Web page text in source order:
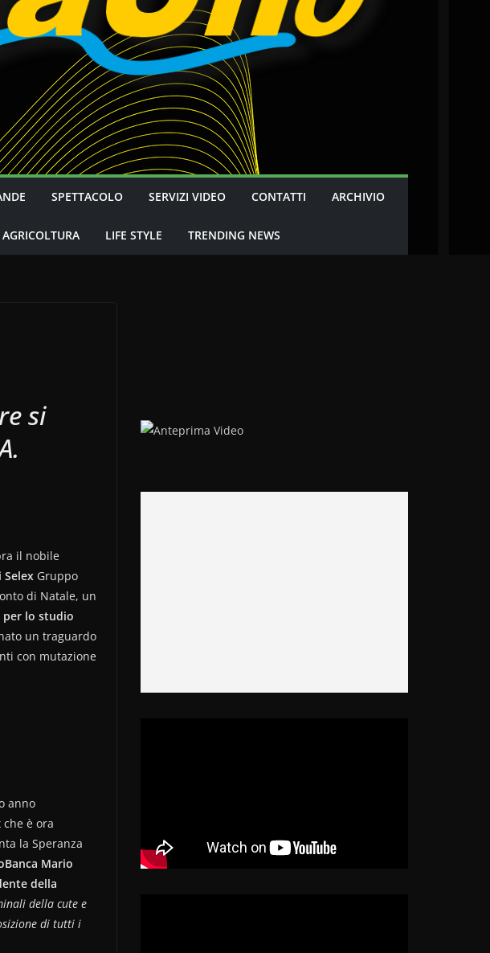
SPETTACOLO SERVIZI VIDEO CONTATTI ARCHIVIO
AGRICOLTURA LIFE STYLE TRENDING NEWS
si
il nobile
Selex Gruppo
di Natale, un
per lo studio
un traguardo
con mutazione
anno
è ora
la Speranza
Mario
della
della cute e
di tutti i